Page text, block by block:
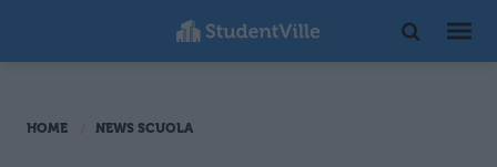
HOME NEWS SCUOLA